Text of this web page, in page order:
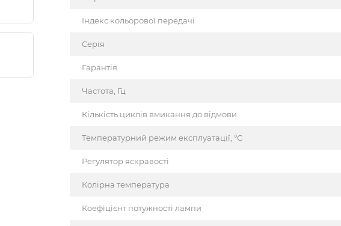
Індекс кольорової передачі
Серія
Гарантія
Частота, Гц
Кількість циклів вмикання до відмови
Температурний режим експлуатації, °C
Регулятор яскравості
Колірна температура
Коефіцієнт потужності лампи